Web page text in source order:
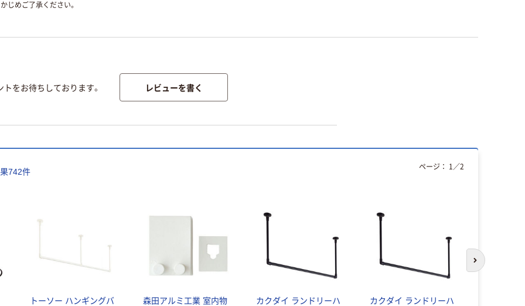
じめご了承ください。
をお待ちしております。 レビューを書く
742件
トーソー ハンギングバ
森田アルミ工業 室内物
カクダイ ランドリーハ
カクダイ ランドリーハ
ページ： 1 ／2
次のスライド